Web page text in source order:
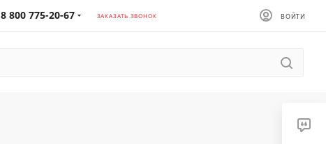
8 800 775-20-67 ЗАКАЗАТЬ ЗВОНОК ВОЙТИ